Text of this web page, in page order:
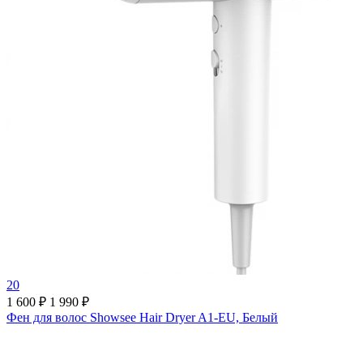
20
1 600 ₽ 1 990 ₽
Фен для волос Showsee Hair Dryer A1-EU, Белый